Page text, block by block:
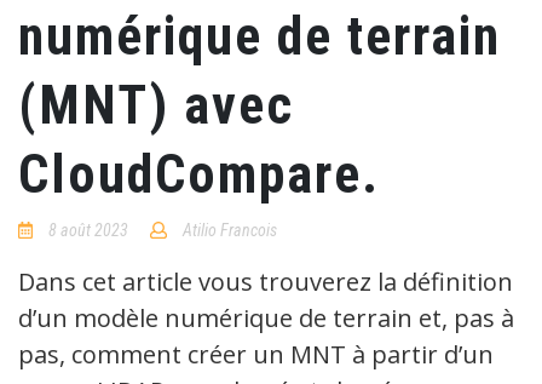
numérique de terrain
(MNT) avec
CloudCompare.
8 août 2023 Atilio Francois
Dans cet article vous trouverez la définition
d’un modèle numérique de terrain et, pas à
pas, comment créer un MNT à partir d’un